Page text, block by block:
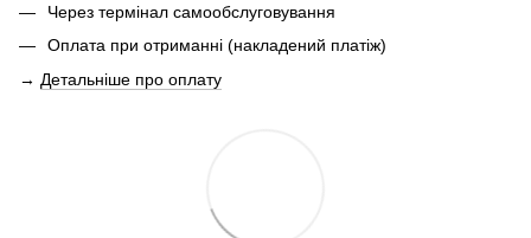
Через термінал самообслуговування
Оплата при отриманні (накладений платіж)
→ Детальніше про оплату